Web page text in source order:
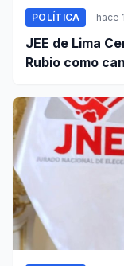
POLÍTICA hace
JEE de Lima
Rubio como